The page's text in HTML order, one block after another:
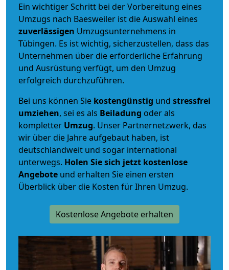
Ein wichtiger Schritt bei der Vorbereitung eines
Umzugs nach Baesweiler ist die Auswahl eines
zuverlässigen Umzugsunternehmens in
Tübingen. Es ist wichtig, sicherzustellen, dass das
Unternehmen über die erforderliche Erfahrung
und Ausrüstung verfügt, um den Umzug
erfolgreich durchzuführen.
Bei uns können Sie kostengünstig und stressfrei
umziehen, sei es als Beiladung oder als
kompletter Umzug. Unser Partnernetzwerk, das
wir über die Jahre aufgebaut haben, ist
deutschlandweit und sogar international
unterwegs. Holen Sie sich jetzt kostenlose
Angebote und erhalten Sie einen ersten
Überblick über die Kosten für Ihren Umzug.
Kostenlose Angebote erhalten